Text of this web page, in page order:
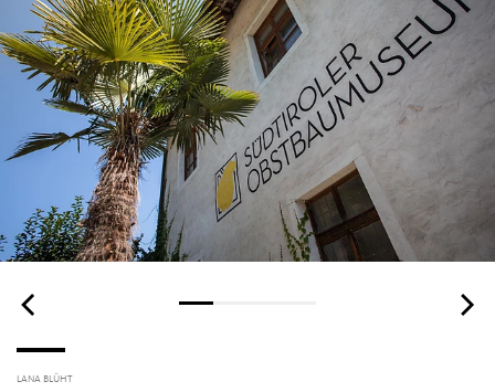
LANA BLÜHT